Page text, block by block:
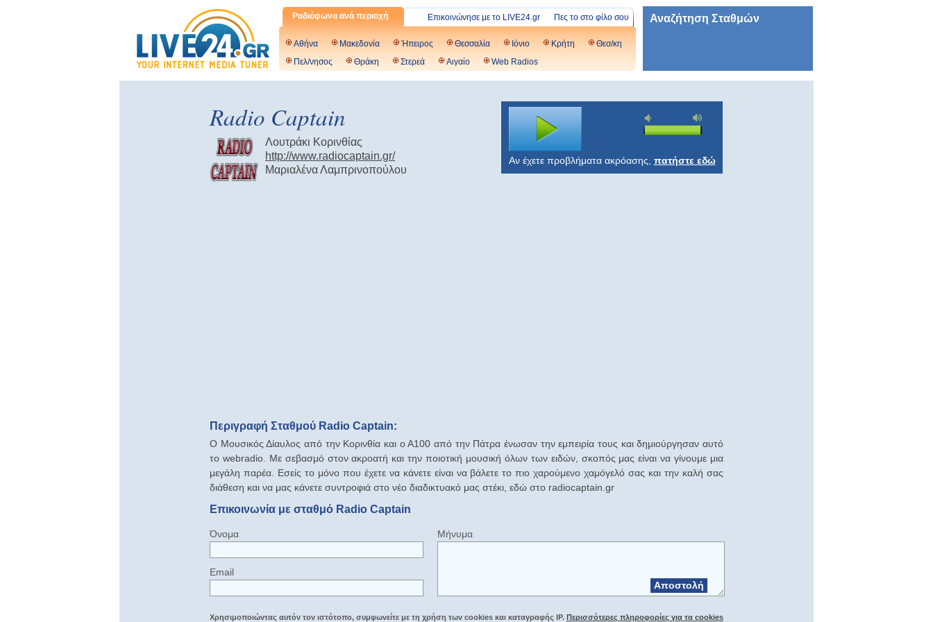
Ραδιόφωνα ανά περιοχή Πες το στο φίλο σου
Επικοινώνησε με το LIVE24.gr
Αθήνα Μακεδονία Ήπειρος Θεσσαλία Ιόνιο Κρήτη
Θεσ/κη
Πελ/νησος
Θράκη Στερεά Αιγαίο Web Radios
Αναζήτηση Σταθμών
Radio Captain
Λουτράκι Κορινθίας
http://www.radiocaptain.gr/
Μαριαλένα Λαμπρινοπούλου
Αν έχετε προβλήματα ακρόασης, πατήστε εδώ
Περιγραφή Σταθμού Radio Captain:
Ο Μουσικός Δίαυλος από την Κορινθία και ο Α100 από την Πάτρα ένωσαν την εμπειρία τους και δημιούργησαν αυτό
το webradio. Με σεβασμό στον ακροατή και την ποιοτική μουσική όλων των ειδών, σκοπός μας είναι να γίνουμε μια
μεγάλη παρέα. Εσείς το μόνο που έχετε να κάνετε είναι να βάλετε το πιο χαρούμενο χαμόγελό σας και την καλή σας
διάθεση και να μας κάνετε συντροφιά στο νέο διαδικτυακό μας στέκι, εδώ στο radiocaptain.gr
Επικοινωνία με σταθμό Radio Captain
Όνομα
Email
Μήνυμα
Αποστολή
Χρησιμοποιώντας αυτόν τον ιστότοπο, συμφωνείτε με τη χρήση των cookies και καταγραφής IP. Περισσότερες πληροφορίες για τα cookies